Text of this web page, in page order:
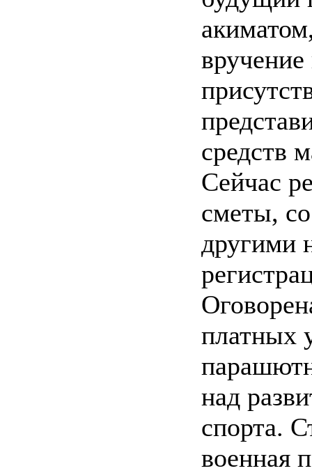
средств
Сейчас
сметы,
другими
платных
над
спорта.
военная